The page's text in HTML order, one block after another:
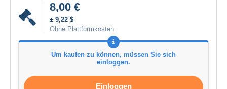
8,00 €
± 9,22 $
Ohne Plattformkosten
Um kaufen zu können, müssen Sie sich
einloggen.
Einloggen